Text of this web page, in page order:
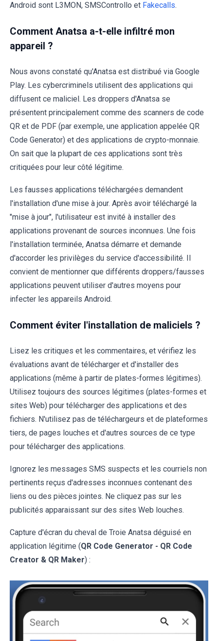
Android sont L3MON, SMSControllo et Fakecalls.
Comment Anatsa a-t-elle infiltré mon
appareil ?
Nous avons constaté qu'Anatsa est distribué via Google
Play. Les cybercriminels utilisent des applications qui
diffusent ce maliciel. Les droppers d'Anatsa se
présentent principalement comme des scanners de code
QR et de PDF (par exemple, une application appelée QR
Code Generator) et des applications de crypto-monnaie.
On sait que la plupart de ces applications sont très
critiquées pour leur côté légitime.
Les fausses applications téléchargées demandent
l'installation d'une mise à jour. Après avoir téléchargé la
"mise à jour", l'utilisateur est invité à installer des
applications provenant de sources inconnues. Une fois
l'installation terminée, Anatsa démarre et demande
d'accorder les privilèges du service d'accessibilité. Il
convient de mentionner que différents droppers/fausses
applications peuvent utiliser d'autres moyens pour
infecter les appareils Android.
Comment éviter l'installation de maliciels ?
Lisez les critiques et les commentaires, et vérifiez les
évaluations avant de télécharger et d'installer des
applications (même à partir de plates-formes légitimes).
Utilisez toujours des sources légitimes (plates-formes et
sites Web) pour télécharger des applications et des
fichiers. N'utilisez pas de téléchargeurs et de plateformes
tiers, de pages louches et d'autres sources de ce type
pour télécharger des applications.
Ignorez les messages SMS suspects et les courriels non
pertinents reçus d'adresses inconnues contenant des
liens ou des pièces jointes. Ne cliquez pas sur les
publicités apparaissant sur des sites Web louches.
Capture d'écran du cheval de Troie Anatsa déguisé en
application légitime (QR Code Generator - QR Code
Creator & QR Maker) :